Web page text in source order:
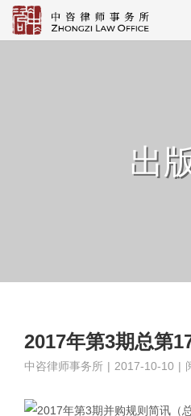
出
2017年第3期总第
中咨律师事务所 | 2017-10-10 |